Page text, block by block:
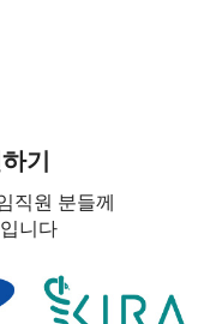
기
직원 분들께
니다